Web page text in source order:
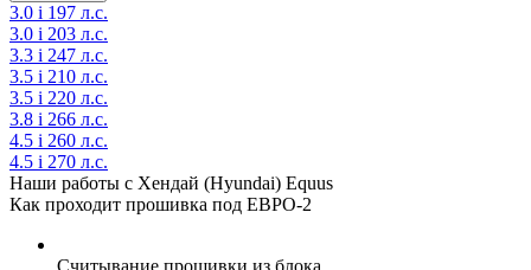
3.0 i 197 л.с.
3.0 i 203 л.с.
3.3 i 247 л.с.
3.5 i 210 л.с.
3.5 i 220 л.с.
3.8 i 266 л.с.
4.5 i 260 л.с.
4.5 i 270 л.с.
Наши работы с Хендай (Hyundai) Equus
Как проходит прошивка под ЕВРО-2
Считывание прошивки из блока